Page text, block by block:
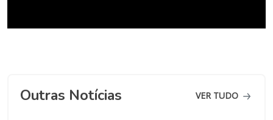
Outras Notícias VER TUDO